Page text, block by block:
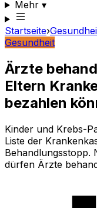
Mehr▾
Startseite›
Gesundheit
Ärzte
Eltern
bezahlen
Kinder und Krebs-
Liste der
Behandlungsstopp.
dürfen Ärzte